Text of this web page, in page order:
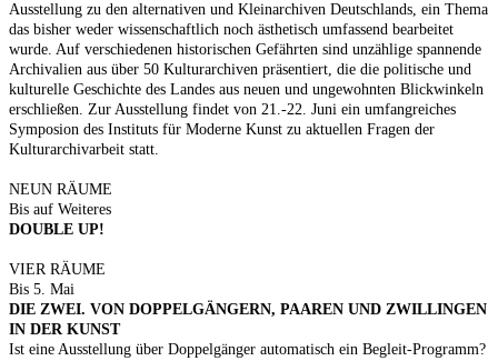
Ausstellung zu den alternativen und Kleinarchiven Deutschlands, ein Thema
das bisher weder wissenschaftlich noch ästhetisch umfassend bearbeitet
wurde. Auf verschiedenen historischen Gefährten sind unzählige spannende
Archivalien aus über 50 Kulturarchiven präsentiert, die die politische und
kulturelle Geschichte des Landes aus neuen und ungewohnten Blickwinkeln
erschließen. Zur Ausstellung findet von 21.-22. Juni ein umfangreiches
Symposion des Instituts für Moderne Kunst zu aktuellen Fragen der
Kulturarchivarbeit statt.
NEUN RÄUME
Bis auf Weiteres
DOUBLE UP!
VIER RÄUME
Bis 5. Mai
DIE ZWEI. VON DOPPELGÄNGERN, PAAREN UND ZWILLINGEN
IN DER KUNST
Ist eine Ausstellung über Doppelgänger automatisch ein Begleit-Programm?